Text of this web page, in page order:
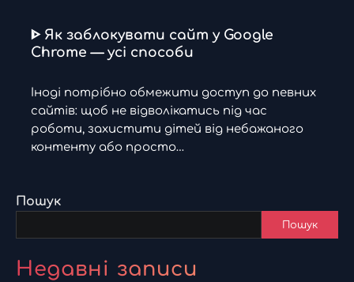
ᐈ Як заблокувати сайт у Google
Chrome — усі способи
Іноді потрібно обмежити доступ до певних
сайтів: щоб не відволікатись під час
роботи, захистити дітей від небажаного
контенту або просто…
Пошук
Пошук
Недавні записи